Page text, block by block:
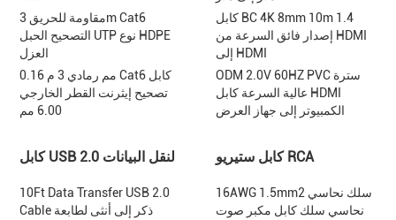
مقاومة للحريق 3m Cat6
التصحيح الحبل UTP نوع HDPE
العزل
0.16 مم رمادي 3 م Cat6 كابل
تصحيح إيثرنت القطر الخارجي
6.00 مم
كابل BC 4K 8mm 10m 1.4
إصدار فائق السرعة من HDMI
إلى HDMI
ODM 2.0V 60HZ PVC سترة
عالية السرعة كابل HDMI
الكمبيوتر إلى جهاز العرض
كابل USB 2.0 لنقل البيانات
10Ft Data Transfer USB 2.0
Cable ذكر إلى أنثى لطابعة
كابل ستيريو RCA
16AWG 1.5mm2 سلك نحاسي
نحاسي سلك كابل مكبر صوت